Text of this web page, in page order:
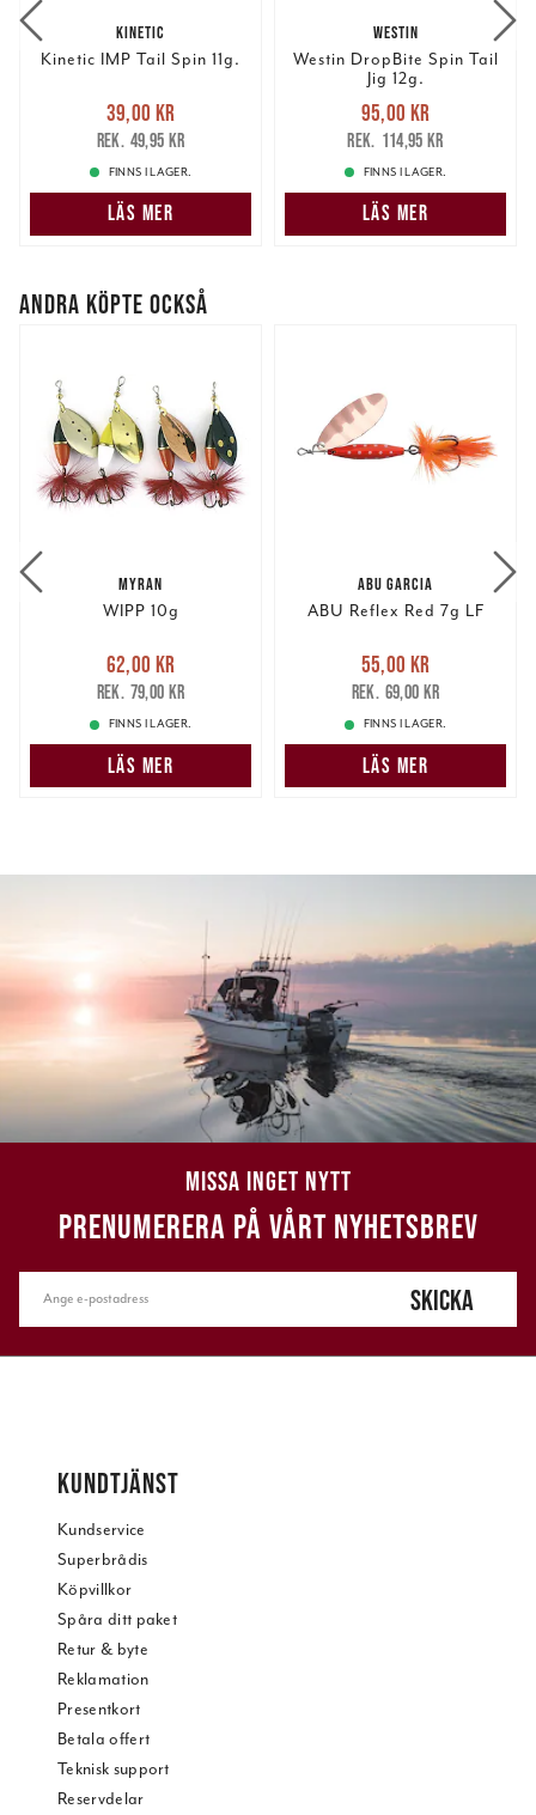
KINETIC
Kinetic IMP Tail Spin 11g.
Nuvarande pris
39,00 krTidigare pris
49,95 kr
39,00 kr
49,95 kr
FINNS I LAGER.
LÄS MER
WESTIN
Westin DropBite Spin Tail
Jig 12g.
Nuvarande pris
95,00 krTidigare pris
114,95 kr
95,00 kr
114,95 kr
FINNS I LAGER.
LÄS MER
ANDRA KÖPTE OCKSÅ
MYRAN
WIPP 10g
Nuvarande pris
62,00 krTidigare pris
79,00 kr
62,00 kr
79,00 kr
FINNS I LAGER.
LÄS MER
ABU GARCIA
ABU Reflex Red 7g LF
Nuvarande pris
55,00 krTidigare pris
69,00 kr
55,00 kr
69,00 kr
FINNS I LAGER.
LÄS MER
MISSA INGET NYTT
PRENUMERERA PÅ VÅRT NYHETSBREV
SKICKA
KUNDTJÄNST
Kundservice
Superbrådis
Köpvillkor
Spåra ditt paket
Retur & byte
Reklamation
Presentkort
Betala offert
Teknisk support
Reservdelar